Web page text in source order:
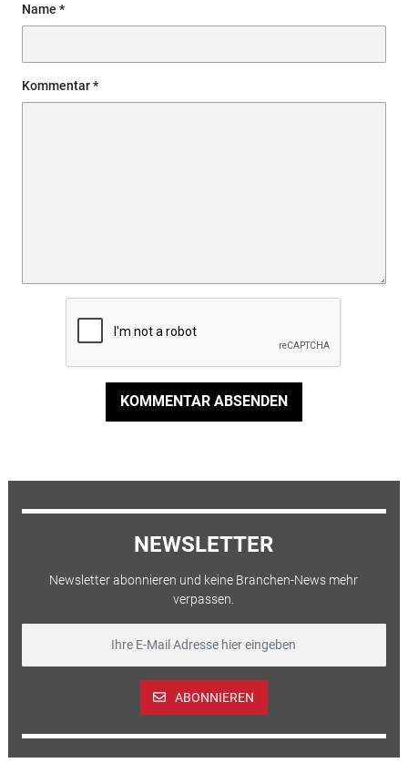
Name
Kommentar
KOMMENTAR ABSENDEN
NEWSLETTER
Newsletter abonnieren und keine Branchen-News mehr
verpassen.
ABONNIEREN